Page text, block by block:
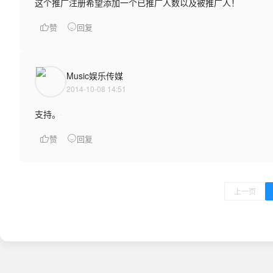
赞 回复
Music娱乐传媒
2014-10-08 14:51
支持。
赞 回复
上一页